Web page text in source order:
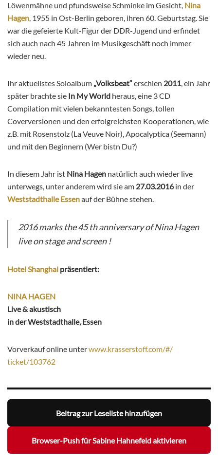
Löwenmähne und pfundsweise Schminke im Gesicht, Nina
Hagen, 1955 in Ost-Berlin geboren, ihren 60. Geburtstag. Sie
war die gefeierte Kult-Figur der DDR-Jugend und erfindet
sich auch nach 45 Jahren im Musikgeschäft noch immer
wieder neu.
Ihr aktuellstes Soloalbum „Volksbeat“erschien 2011, ein Jahr
später brachte sie In My World heraus, eine 3 CD
Compilation mit vielen bekanntesten Songs, tollen
Coverversionen und den erfolgreichsten Kooperationen, wie
z.B. mit Rosenstolz (La Veuve Noir), Apocalyptica (Seemann)
und mit den Beginnern (Wer bistn Du?)
In diesem Jahr ist Nina Hagen natürlich auch wieder live
unterwegs, unter anderem wird sie am 27.03.2016in der
Weststadthalle Essenauf der Bühne stehen.
2016 marks the 45 th anniversary of Nina Hagen
live on stage and screen !
Hotel Shanghai präsentiert:
NINA HAGEN
Live & akustisch
in der Weststadthalle, Essen
Vorverkauf online unterwww.krasserstoff.com/#/
ticket/103762
Beitrag zur Leseliste hinzufügen
Browser-Push für Sabine Hahnefeld aktivieren